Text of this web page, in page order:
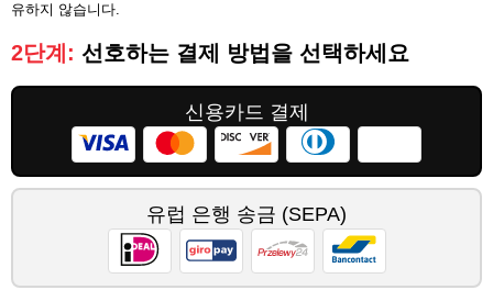
유하지 않습니다.
2단계: 선호하는 결제 방법을 선택하세요
신용카드 결제
유럽 은행 송금 (SEPA)